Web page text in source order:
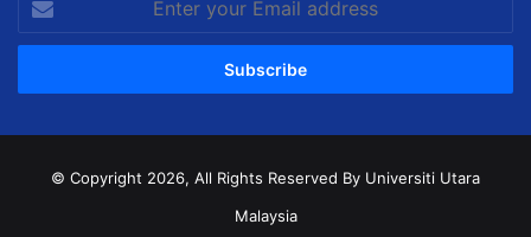
your
Email
© Copyright 2026, All Rights Reserved By Universiti Utara
Malaysia